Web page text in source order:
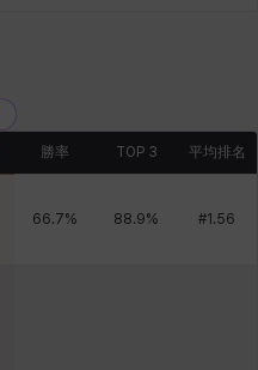
勝率 TOP 3 平均排名
66.7% 88.9% #1.56